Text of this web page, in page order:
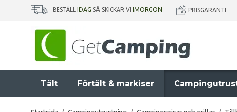
BESTÄLL IDAG SÅ SKICKAR VI IMORGON PRISGARANTI
Tält Förtält & markiser